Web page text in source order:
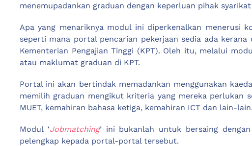
menemupadankan graduan dengan keperluan pihak
Apa yang menariknya modul ini diperkenalkan menerusi
seperti mana portal pencarian pekerjaan sedia ada
Kementerian Pengajian Tinggi (KPT). Oleh itu, melalui
atau maklumat graduan di KPT.
Portal ini akan bertindak memadankan menggunakan
memilih graduan mengikut kriteria yang mereka perlukan
MUET, kemahiran bahasa ketiga, kemahiran ICT dan lain-lain.
Modul ‘Jobmatching’ ini bukanlah untuk bersaing
pelengkap kepada portal-portal tersebut.